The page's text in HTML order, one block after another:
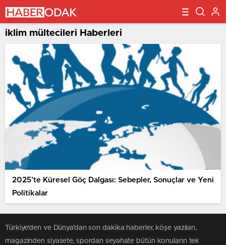
iklim mültecileri Haberleri
2025’te Küresel Göç Dalgası: Sebepler, Sonuçlar ve Yeni
Politikalar
Türkiye'den ve Dünya’dan son dakika haberler, köşe yazıları,
magazinden siyasete, spordan seyahate bütün konuların tek